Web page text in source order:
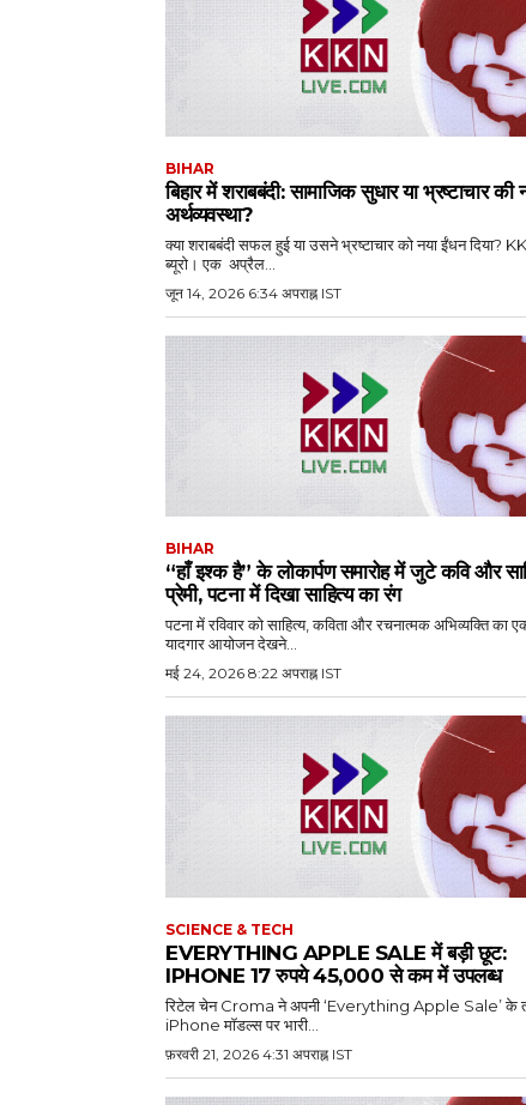
BIHAR
बिहार में शराबबंदी: सामाजिक सुधार या भ्रष्टाचार की
अर्थव्यवस्था?
क्या शराबबंदी सफल हुई या उसने भ्रष्टाचार को नया ईंधन दिया?
ब्यूरो। एक अप्रैल...
जून 14, 2026 6:34 अपराह्न IST
BIHAR
“हाँ इश्क है” के लोकार्पण समारोह में जुटे कवि और
प्रेमी, पटना में दिखा साहित्य का रंग
पटना में रविवार को साहित्य, कविता और रचनात्मक अभिव्यक्ति का
यादगार आयोजन देखने...
मई 24, 2026 8:22 अपराह्न IST
SCIENCE & TECH
EVERYTHING APPLE SALE में बड़ी छूट:
IPHONE 17 रुपये 45,000 से कम में उपलब्ध
रिटेल चेन Croma ने अपनी ‘Everything Apple Sale’ के
iPhone मॉडल्स पर भारी...
फ़रवरी 21, 2026 4:31 अपराह्न IST